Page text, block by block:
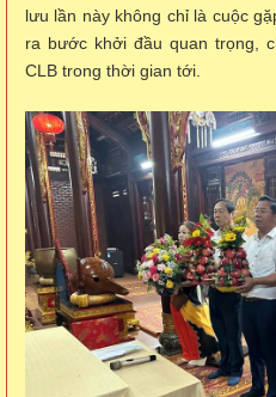
lưu lần này không chỉ là cuộc
ra bước khởi đầu quan trọng,
CLB trong thời gian tới.